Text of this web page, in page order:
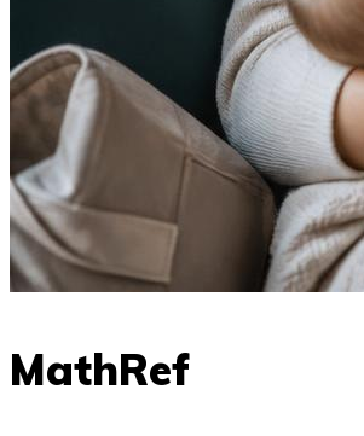
MathRef